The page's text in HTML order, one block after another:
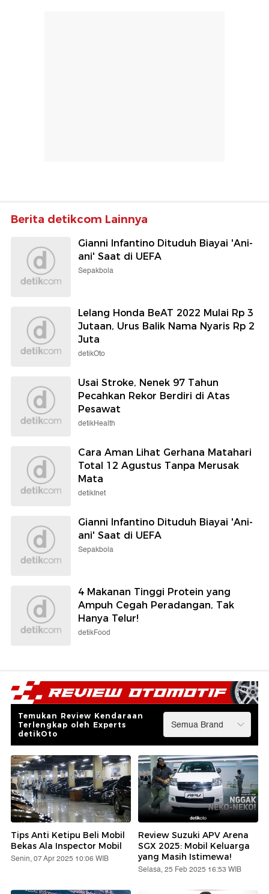
Berita detikcom Lainnya
Gianni Infantino Dituduh Biayai 'Ani-
ani' Saat di UEFA
Sepakbola
Lelang Honda BeAT 2022 Mulai Rp 3
Jutaan, Urus Balik Nama Nyaris Rp 2
Juta
detikOto
Usai Stroke, Nenek 97 Tahun
Pecahkan Rekor Berdiri di Atas
Pesawat
detikHealth
Cara Aman Lihat Gerhana Matahari
Total 12 Agustus Tanpa Merusak
Mata
detikInet
Gianni Infantino Dituduh Biayai 'Ani-
ani' Saat di UEFA
Sepakbola
4 Makanan Tinggi Protein yang
Ampuh Cegah Peradangan, Tak
Hanya Telur!
detikFood
Temukan Review Kendaraan
Terlengkap oleh Experts
detikOto
Tips Anti Ketipu Beli Mobil
Bekas Ala Inspector Mobil
Senin, 07 Apr 2025 10:06 WIB
Review Suzuki APV Arena
SGX 2025: Mobil Keluarga
yang Masih Istimewa!
Selasa, 25 Feb 2025 16:53 WIB